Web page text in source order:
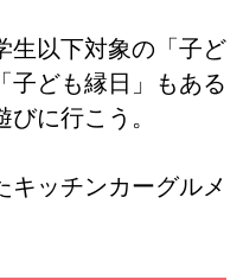
生以下対象の「子ど
子ども縁日」もある
に行こう。
キッチンカーグルメ